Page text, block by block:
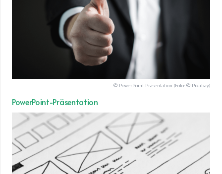
© PowerPoint-Präsentation (Foto: © Pixabay)
PowerPoint-Präsentation